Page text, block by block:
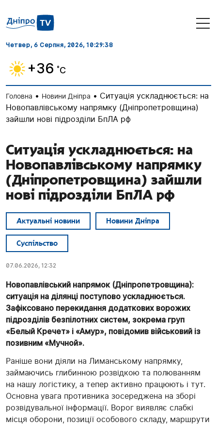
Четвер, 6 Серпня, 2026, 10:29:39
+36 ˚C
Головна • Новини Дніпра • Ситуація ускладнюється: на
Новопавлівському напрямку (Дніпропетровщина)
зайшли нові підрозділи БпЛА рф
Ситуація ускладнюється: на
Новопавлівському напрямку
(Дніпропетровщина) зайшли
нові підрозділи БпЛА рф
Актуальні новини Новини Дніпра
Суспільство
07.06.2026, 12:32
Новопавлівський напрямок (Дніпропетровщина):
ситуація на ділянці поступово ускладнюється.
Зафіксовано перекидання додаткових ворожих
підрозділів безпілотних систем, зокрема груп
«Белый Кречет» і «Амур», повідомив військовий із
позивним «Мучной».
Раніше вони діяли на Лиманському напрямку,
займаючись глибинною розвідкою та полюванням
на нашу логістику, а тепер активно працюють і тут.
Основна увага противника зосереджена на зборі
розвідувальної інформації. Ворог виявляє слабкі
місця оборони, позиції особового складу, маршрути